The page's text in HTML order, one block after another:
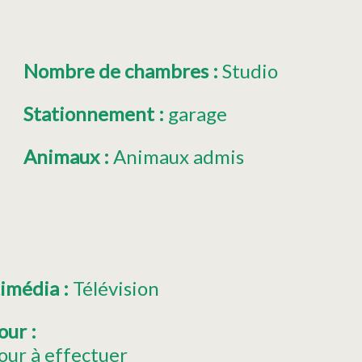
Nombre de chambres : Studio
Stationnement : garage
Animaux : Animaux admis
: Télévision
:
à effectuer